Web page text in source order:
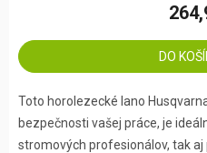
DO
Toto horolezecké lano
bezpečnosti vašej práce, je
stromových profesionálov, tak aj